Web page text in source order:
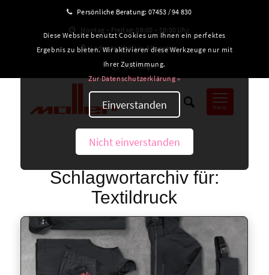
Persönliche Beratung: 07453 / 94 830
Montag – Freitag: 08:00 – 18:00 Uhr
Ladengeschäft in Altensteig
B2B-Login
Menü
Schlagwortarchiv für:
Textildruck
Diese Website benutzt Cookies um Ihnen ein perfektes
Ergebnis zu bieten. Wir aktivieren diese Werkzeuge nur mit
Ihrer Zustimmung.
Zur Datenschutzerklärung »
Einverstanden
Nicht einverstanden